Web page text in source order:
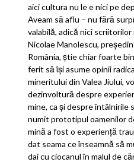
aici cultura nu le e nici pe
Aveam să aflu – nu fără
valabilă, adică nici
Nicolae Manolescu,
România, ştie chiar foarte
ferit să îşi asume opinii
mineritului din Valea Jiului,
dezinvoltură despre
mine, ca şi despre întâlnirile
numit prototipul oamenilor
mină a fost o experienţă
dat seama ce înseamnă să
dai cu ciocanul în malul de